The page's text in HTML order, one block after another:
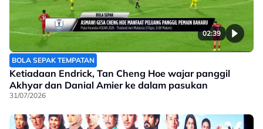
02:39
BOLA SEPAK TEMPATAN
Ketiadaan Endrick, Tan Cheng Hoe wajar panggil
Akhyar dan Danial Amier ke dalam pasukan
31/07/2026